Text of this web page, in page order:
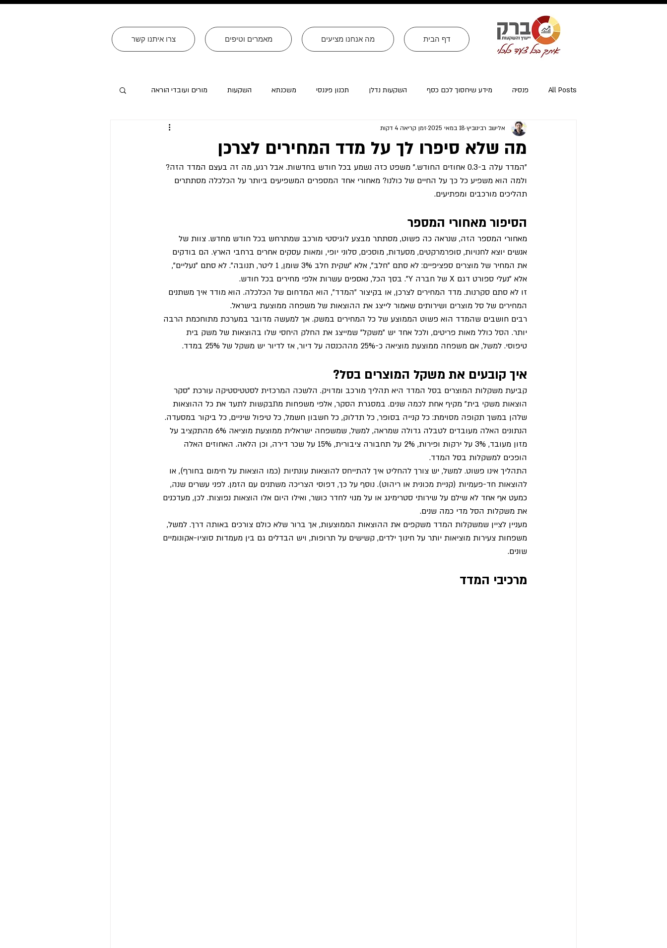
צרו איתנו קשר מאמרים וטיפים מה אנחנו מציעים דף הבית
All Posts פנסיה מידע שיחסוך לכם כסף השקעות נדלן תכנון פיננסי משכנתא השקעות מורים ועובדי הוראה
ייעוץ פרישה ומיסוי פרישה אזרחי ארה״ב עסקים
מה שלא סיפרו לך על מדד המחירים לצרכן
אלישב רבינוביץ 18 במאי 2025 זמן קריאה 4 דקות
"המדד עלה ב-0.3 אחוזים החודש." משפט כזה נשמע בכל חודש בחדשות. אבל רגע, מה זה בעצם המדד הזה?
ולמה הוא משפיע כל כך על החיים של כולנו? מאחורי אחד המספרים המשפיעים ביותר על הכלכלה מסתתרים
תהליכים מורכבים ומפתיעים.
הסיפור מאחורי המספר
מאחורי המספר הזה, שנראה כה פשוט, מסתתר מבצע לוגיסטי מורכב שמתרחש בכל חודש מחדש. צוות של
אנשים יוצא לחנויות, סופרמרקטים, מסעדות, מוסכים, סלוני יופי, ומאות עסקים אחרים ברחבי הארץ. הם בודקים
את המחיר של מוצרים ספציפיים: לא סתם "חלב", אלא "שקית חלב 3% שומן, 1 ליטר, תנובה". לא סתם "נעליים",
אלא "נעלי ספורט דגם X של חברה Y". בסך הכל, נאספים עשרות אלפי מחירים בכל חודש.
זו לא סתם סקרנות. מדד המחירים לצרכן, או בקיצור "המדד", הוא המדחום של הכלכלה. הוא מודד איך משתנים
המחירים של סל מוצרים ושירותים שאמור לייצג את ההוצאות של משפחה ממוצעת בישראל.
רבים חושבים שהמדד הוא פשוט הממוצע של כל המחירים במשק. אך למעשה מדובר במערכת מתוחכמת הרבה
יותר. הסל כולל מאות פריטים, ולכל אחד יש "משקל" שמייצג את החלק היחסי שלו בהוצאות של משק בית
טיפוסי. למשל, אם משפחה ממוצעת מוציאה כ-25% מההכנסה על דיור, אז לדיור יש משקל של 25% במדד.
איך קובעים את משקל המוצרים בסל?
קביעת משקלות המוצרים בסל המדד היא תהליך מורכב ומדויק. הלשכה המרכזית לסטטיסטיקה עורכת "סקר
הוצאות משקי בית" מקיף אחת לכמה שנים. במסגרת הסקר, אלפי משפחות מתבקשות לתעד את כל ההוצאות
שלהן במשך תקופה מסוימת: כל קנייה בסופר, כל תדלוק, כל חשבון חשמל, כל טיפול שיניים, כל ביקור במסעדה.
הנתונים האלה מעובדים לטבלה גדולה שמראה, למשל, שמשפחה ישראלית ממוצעת מוציאה 6% מהתקציב על
מזון מעובד, 3% על ירקות ופירות, 2% על תחבורה ציבורית, 15% על שכר דירה, וכן הלאה. האחוזים האלה
הופכים למשקלות בסל המדד.
התהליך אינו פשוט. למשל, יש צורך להחליט איך להתייחס להוצאות עונתיות (כמו הוצאות על חימום בחורף), או
להוצאות חד-פעמיות (קניית מכונית או ריהוט). נוסף על כך, דפוסי הצריכה משתנים עם הזמן. לפני עשרים שנה,
כמעט אף אחד לא שילם על שירותי סטרימינג או על מנוי לחדר כושר, ואילו היום אלו הוצאות נפוצות. לכן, מעדכנים
את משקלות הסל מדי כמה שנים.
מעניין לציין שמשקלות המדד משקפים את ההוצאות הממוצעות, אך ברור שלא כולם צורכים באותה דרך. למשל,
משפחות צעירות מוציאות יותר על חינוך ילדים, קשישים על תרופות, ויש הבדלים גם בין מעמדות סוציו-אקונומיים
שונים.
מרכיבי המדד